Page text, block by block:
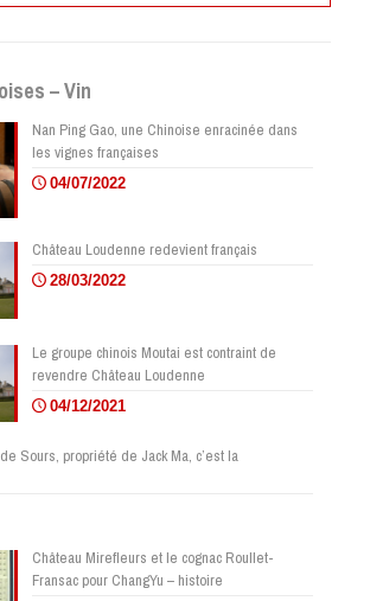
– Vin
Nan Ping Gao, une Chinoise enracinée dans
les vignes françaises
04/07/2022
Château Loudenne redevient français
28/03/2022
Le groupe chinois Moutai est contraint de
revendre Château Loudenne
04/12/2021
Sours, propriété de Jack Ma, c’est la
Château Mirefleurs et le cognac Roullet-
Fransac pour ChangYu – histoire